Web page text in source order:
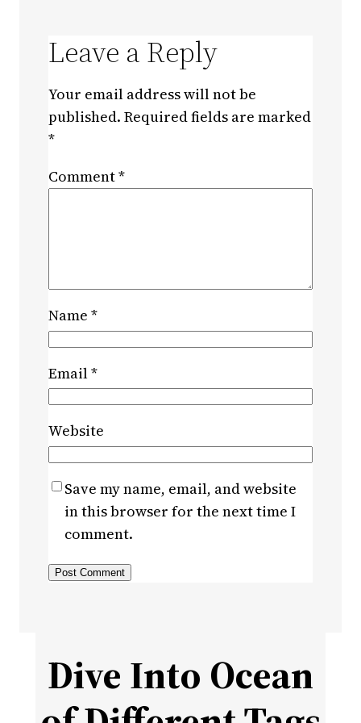
Leave a Reply
Your email address will not be
published. Required fields are marked
*
Comment*
Name *
Email*
Website
Save my name, email, and website
in this browser for the next time I
comment.
Dive Into Ocean